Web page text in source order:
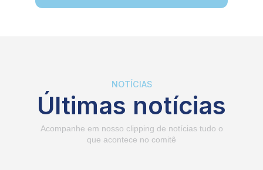
NOTÍCIAS
Últimas notícias
Acompanhe em nosso clipping de notícias tudo o
que acontece no comitê